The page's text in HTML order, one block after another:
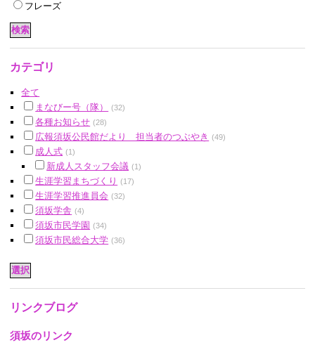
フレーズ
カテゴリ
全て
まなびー号（隊）
(32)
各種お知らせ (28)
広報須坂公民館だより 担当者のつぶやき (49)
成人式 (1)
新成人スタッフ会議 (1)
生涯学習まちづくり (17)
生涯学習推進員会 (32)
須坂学舎 (4)
須坂市民学園 (34)
須坂市民総合大学 (36)
リンクブログ
須坂のリンク